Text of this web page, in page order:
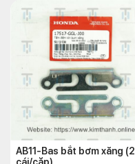
AB11-Bas bắt bơm xăng (2